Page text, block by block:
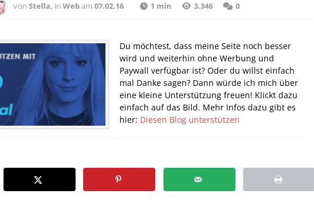
vonStella, inWebam07.02.16 1 min 3.346 0
Du möchtest, dass meine Seite noch besser
wird und weiterhin ohne Werbung und
Paywall verfügbar ist? Oder du willst einfach
mal Danke sagen? Dann würde ich mich über
eine kleine Unterstützung freuen! Klickt dazu
einfach auf das Bild. Mehr Infos dazu gibt es
hier: Diesen Blog unterstützen